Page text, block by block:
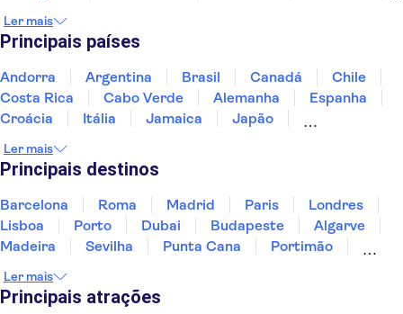
Koh Lanta
Ler mais
Principais países
Andorra Argentina Brasil Canadá
Chile
Costa Rica
Cabo Verde Alemanha
Espanha
Croácia
Itália Jamaica
Japão
Portugal
Singapura
Ler mais
Principais destinos
Barcelona Roma Madrid Paris
Londres
Lisboa
Porto Dubai Budapeste
Algarve
Madeira
Sevilha Punta Cana
Portimão
Sesimbra
Ler mais
Principais atrações